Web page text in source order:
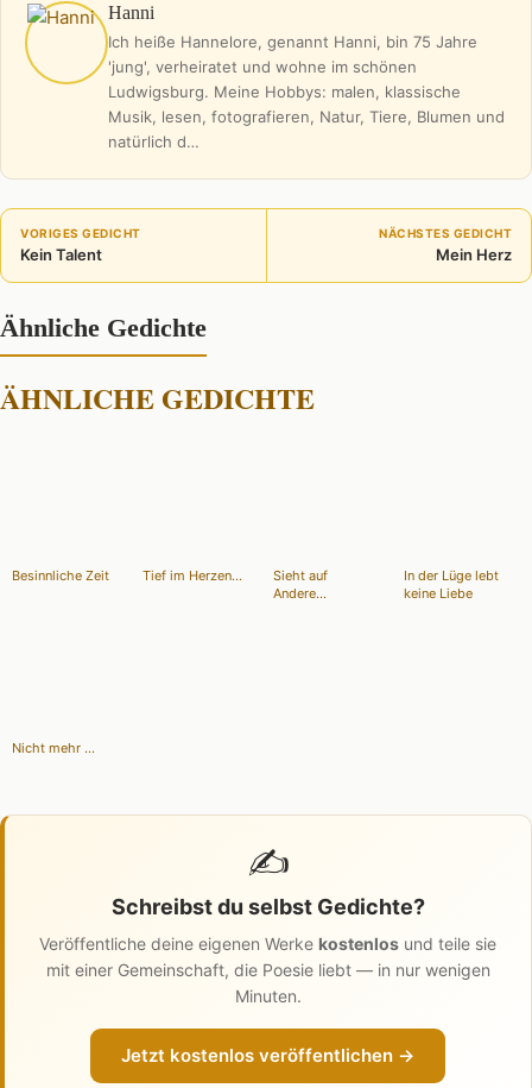
Hanni
Ich heiße Hannelore, genannt Hanni, bin 75 Jahre
'jung', verheiratet und wohne im schönen
Ludwigsburg. Meine Hobbys: malen, klassische
Musik, lesen, fotografieren, Natur, Tiere, Blumen und
natürlich d…
VORIGES GEDICHT
Kein Talent
NÄCHSTES GEDICHT
Mein Herz
Ähnliche Gedichte
ÄHNLICHE GEDICHTE
Besinnliche Zeit Tief im Herzen...
Sieht auf
Andere...
In der Lüge lebt
keine Liebe
Nicht mehr ...
✍️
Schreibst du selbst Gedichte?
Veröffentliche deine eigenen Werke kostenlos und teile sie
mit einer Gemeinschaft, die Poesie liebt — in nur wenigen
Minuten.
Jetzt kostenlos veröffentlichen →